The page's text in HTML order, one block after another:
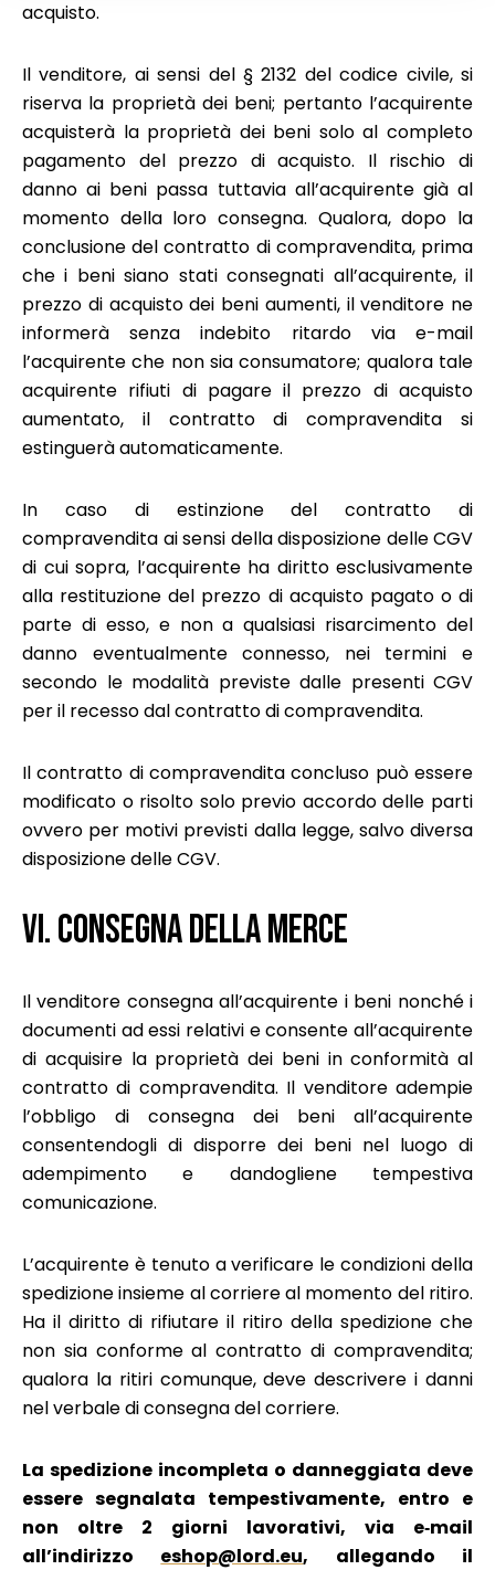
acquisto.
Il venditore, ai sensi del § 2132 del codice civile, si
riserva la proprietà dei beni; pertanto l’acquirente
acquisterà la proprietà dei beni solo al completo
pagamento del prezzo di acquisto. Il rischio di
danno ai beni passa tuttavia all’acquirente già al
momento della loro consegna. Qualora, dopo la
conclusione del contratto di compravendita, prima
che i beni siano stati consegnati all’acquirente, il
prezzo di acquisto dei beni aumenti, il venditore ne
informerà senza indebito ritardo via e-mail
l’acquirente che non sia consumatore; qualora tale
acquirente rifiuti di pagare il prezzo di acquisto
aumentato, il contratto di compravendita si
estinguerà automaticamente.
In caso di estinzione del contratto di
compravendita ai sensi della disposizione delle CGV
di cui sopra, l’acquirente ha diritto esclusivamente
alla restituzione del prezzo di acquisto pagato o di
parte di esso, e non a qualsiasi risarcimento del
danno eventualmente connesso, nei termini e
secondo le modalità previste dalle presenti CGV
per il recesso dal contratto di compravendita.
Il contratto di compravendita concluso può essere
modificato o risolto solo previo accordo delle parti
ovvero per motivi previsti dalla legge, salvo diversa
disposizione delle CGV.
VI. CONSEGNA DELLA MERCE
Il venditore consegna all’acquirente i beni nonché i
documenti ad essi relativi e consente all’acquirente
di acquisire la proprietà dei beni in conformità al
contratto di compravendita. Il venditore adempie
l’obbligo di consegna dei beni all’acquirente
consentendogli di disporre dei beni nel luogo di
adempimento e dandogliene tempestiva
comunicazione.
L’acquirente è tenuto a verificare le condizioni della
spedizione insieme al corriere al momento del ritiro.
Ha il diritto di rifiutare il ritiro della spedizione che
non sia conforme al contratto di compravendita;
qualora la ritiri comunque, deve descrivere i danni
nel verbale di consegna del corriere.
La spedizione incompleta o danneggiata deve
essere segnalata tempestivamente, entro e
non oltre 2 giorni lavorativi, via e‑mail
all’indirizzo eshop@lord.eu, allegando il